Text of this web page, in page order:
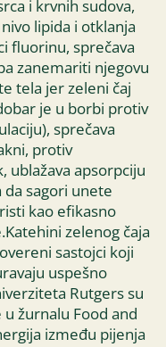
i krvnih sudova,
lipida i otklanja
fluorinu, sprečava
zanemariti njegovu
tela jer zeleni čaj
je u borbi protiv
sprečava
protiv
ublažava apsorpciju
da sagori unete
kao efikasno
zelenog čaja
sastojci koji
uspešno
Rutgers su
žurnalu Food and
između pijenja